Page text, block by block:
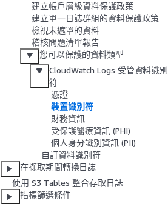
建立帳戶層級資料保護政策
建立單一日誌群組的資料保護政策
檢視未遮罩的資料
稽核問題清單報告
您可以保護的資料類型
CloudWatch Logs 受管資料識別
符
憑證
裝置識別符
財務資訊
受保護醫療資訊 (PHI)
個人身分識別資訊 (PII)
自訂資料識別符
在擷取期間轉換日誌
使用 S3 Tables 整合存取日誌
指標篩選條件